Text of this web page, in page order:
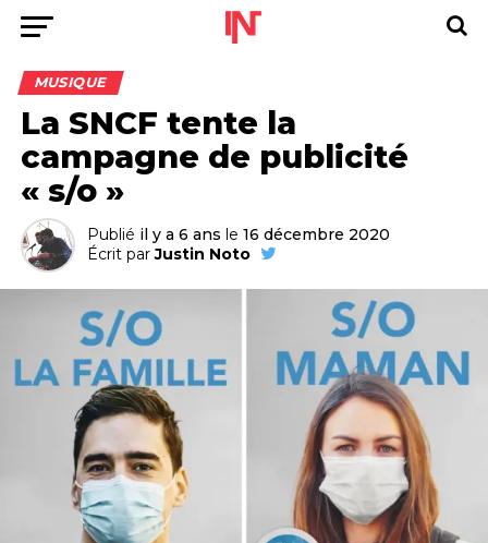
MUSIQUE
La SNCF tente la
campagne de publicité
« s/o »
Publié il y a 6 ans le 16 décembre 2020
Écrit par Justin Noto